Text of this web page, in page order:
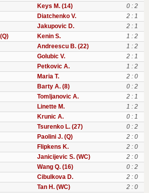
Keys M. (14)
0 : 2
Diatchenko V.
2 : 1
Jakupovic D.
2 : 1
Kenin S.
1 : 2
Andreescu B. (22)
1 : 2
Golubic V.
2 : 1
Petkovic A.
1 : 2
Maria T.
2 : 0
Barty A. (8)
0 : 2
Tomljanovic A.
2 : 1
Linette M.
1 : 2
Krunic A.
0 : 1
Tsurenko L. (27)
0 : 2
Paolini J. (Q)
2 : 0
Flipkens K.
2 : 0
Janicijevic S. (WC)
2 : 0
Wang Q. (16)
0 : 2
Cibulkova D.
2 : 0
Tan H. (WC)
2 : 0